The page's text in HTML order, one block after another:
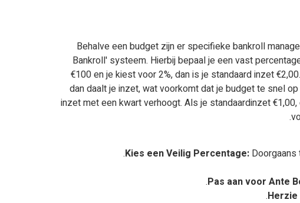
Behalve een budget zijn er specifieke bankroll
Bankroll' systeem. Hierbij bepaal je een vast
€100 en je kiest voor 2%, dan is je standaard inzet
dan daalt je inzet, wat voorkomt dat je budget te snel op
inzet met een kwart verhoogt. Als je standaardinzet
Kies een Veilig Percentage:
Pas aan voor Ante
Herzie